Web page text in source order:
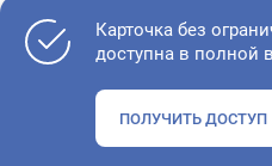
Как оценить состояние
Карточка без
доступна в полной
ПОЛУЧИТЬ ДОСТУП